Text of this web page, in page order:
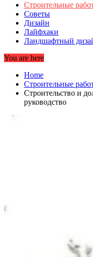
Строительные
Советы
Дизайн
Лайфхаки
Ландшафтный
You are here
Home
Строительные
Строительство и
руководство